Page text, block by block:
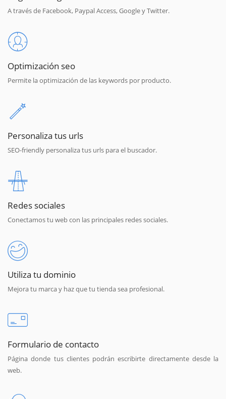
A través de Facebook, Paypal Access, Google y Twitter.
Optimización seo
Permite la optimización de las keywords por producto.
Personaliza tus urls
SEO-friendly personaliza tus urls para el buscador.
Redes sociales
Conectamos tu web con las principales redes sociales.
Utiliza tu dominio
Mejora tu marca y haz que tu tienda sea profesional.
Formulario de contacto
Página donde tus clientes podrán escribirte directamente desde la
web.